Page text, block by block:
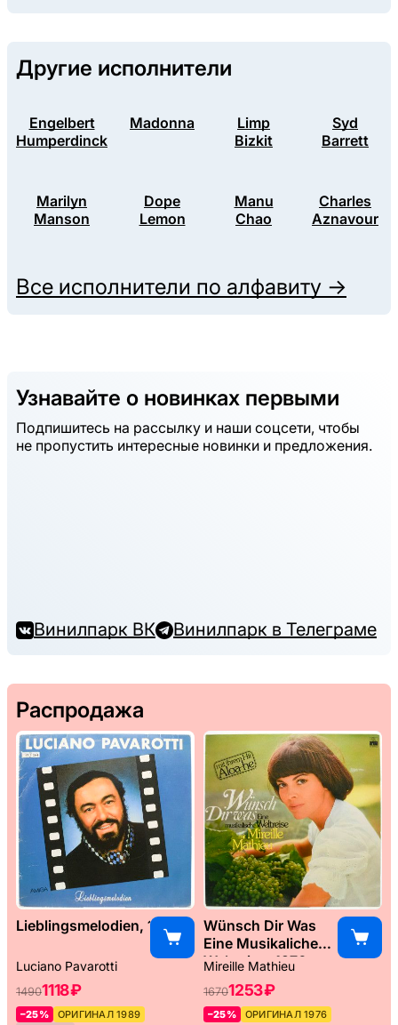
Другие исполнители
Engelbert
Humperdinck
Madonna
Limp
Bizkit
Syd
Barrett
Marilyn
Manson
Dope
Lemon
Manu
Chao
Charles
Aznavour
Все исполнители по алфавиту →
Узнавайте о новинках первыми
Подпишитесь на рассылку и наши соцсети, чтобы
не пропустить интересные новинки и предложения.
Винилпарк ВК Винилпарк в Телеграме
Распродажа
Lieblingsmelodien, 1989
Luciano Pavarotti
14901118 ₽
–25%
ОРИГИНАЛ 1989
Wünsch Dir Was
Eine Musikaliche
Weltreise, 1976
Mireille Mathieu
16701253 ₽
–25% ОРИГИНАЛ 1976